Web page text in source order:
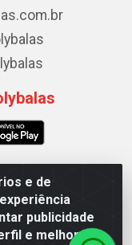
e de
publicidade
e melhorar a
173 Galpão B -
075 - CNPJ